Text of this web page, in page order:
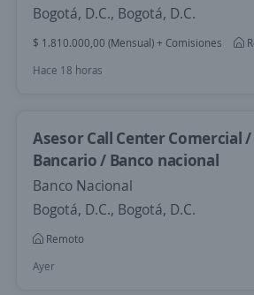
Bogotá, D.C., Bogotá, D.C.
$ 1.810.000,00 (Mensual) + Comisiones
Hace 18 horas
Asesor Call Center Comercial
Bancario / Banco nacional
Banco Nacional
Bogotá, D.C., Bogotá, D.C.
Remoto
Ayer